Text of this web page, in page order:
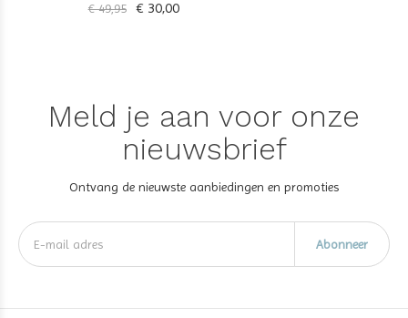
€ 49,95 € 30,00
Meld je aan voor onze
nieuwsbrief
Ontvang de nieuwste aanbiedingen en promoties
Abonneer